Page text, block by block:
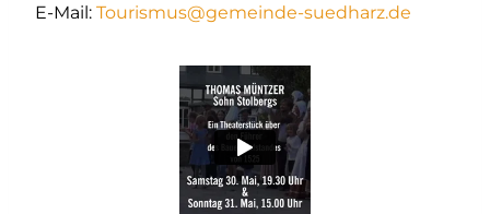
E-Mail: Tourismus@gemeinde-suedharz.de